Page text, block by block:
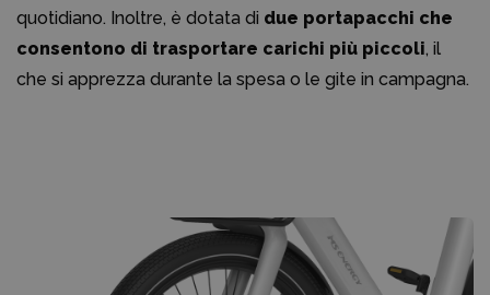
quotidiano. Inoltre, è dotata di due portapacchi che
consentono di trasportare carichi più piccoli, il
che si apprezza durante la spesa o le gite in campagna.